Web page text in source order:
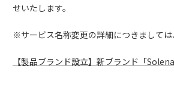
せいたします。
※サービス名称変更の詳細につきましては
【製品ブランド設立】新ブランド「